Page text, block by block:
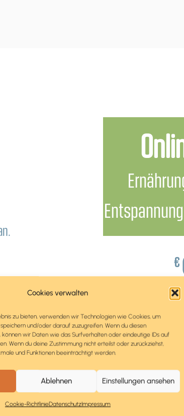
Cookies verwalten
zu bieten, verwenden wir Technologien wie Cookies, um
und/oder darauf zuzugreifen. Wenn du diesen
wir Daten wie das Surfverhalten oder eindeutige IDs auf
Wenn du deine Zustimmung nicht erteilst oder zurückziehst,
und Funktionen beeinträchtigt werden.
Ablehnen Einstellungen ansehen
Cookie-RichtlinieDatenschutzImpressum
€